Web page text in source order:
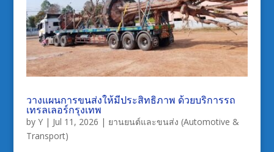
วางแผนการขนส่งให้มีประสิทธิภาพ ด้วยบริการรถ
เทรลเลอร์กรุงเทพ
by Y| Jul 11, 2026 | ยานยนต์และขนส่ง (Automotive &
Transport)